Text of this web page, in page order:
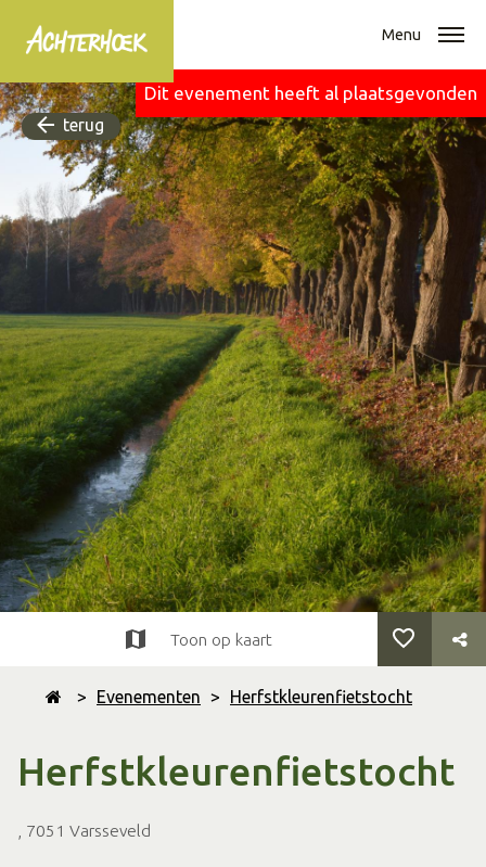
Menu
Dit evenement heeft al plaatsgevonden
terug
> Evenementen > Herfstkleurenfietstocht
Herfstkleurenfietstocht
, 7051 Varsseveld
Toon op kaart